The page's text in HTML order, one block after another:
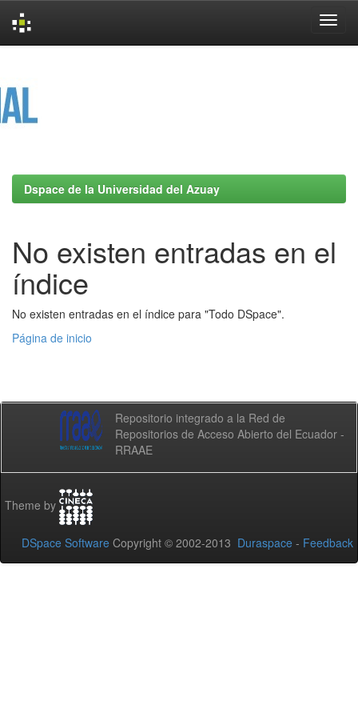
Dspace de la Universidad del Azuay
No existen entradas en el
índice
No existen entradas en el índice para "Todo DSpace".
Página de inicio
Repositorio integrado a la Red de
Repositorios de Acceso Abierto del Ecuador -
RRAAE
Theme by
DSpace Software Copyright © 2002-2013 Duraspace - Feedback